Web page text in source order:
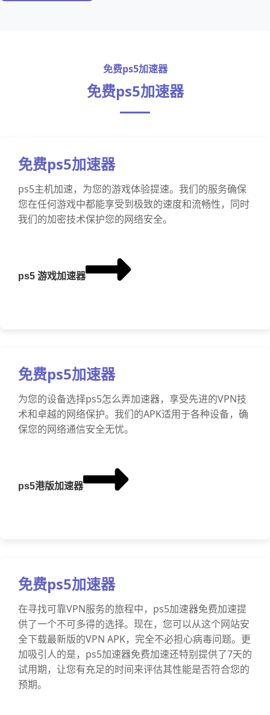
免费ps5加速器
免费ps5加速器
免费ps5加速器
ps5主机加速，为您的游戏体验提速。我们的服务确保
您在任何游戏中都能享受到极致的速度和流畅性，同时
我们的加密技术保护您的网络安全。
ps5 游戏加速器
免费ps5加速器
为您的设备选择ps5怎么弄加速器，享受先进的VPN技
术和卓越的网络保护。我们的APK适用于各种设备，确
保您的网络通信安全无忧。
ps5港版加速器
免费ps5加速器
在寻找可靠VPN服务的旅程中，ps5加速器免费加速提
供了一个不可多得的选择。现在，您可以从这个网站安
全下载最新版的VPN APK，完全不必担心病毒问题。更
加吸引人的是，ps5加速器免费加速还特别提供了7天的
试用期，让您有充足的时间来评估其性能是否符合您的
预期。